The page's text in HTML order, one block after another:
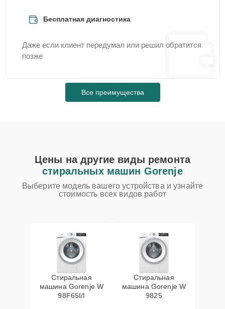
Бесплатная диагностика
Даже если клиент передумал или решил обратится
позже
Все преимущества
Цены на другие виды ремонта
стиральных машин Gorenje
Выберите модель вашего устройства и узнайте
стоимость всех видов работ
Стиральная
машина Gorenje W
98F65I/I
Стиральная
машина Gorenje W
9825